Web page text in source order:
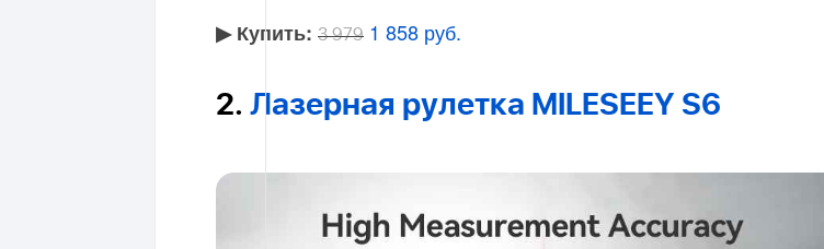
▶︎ Купить: 3 979 1 858 руб.
2. Лазерная рулетка MILESEEY S6